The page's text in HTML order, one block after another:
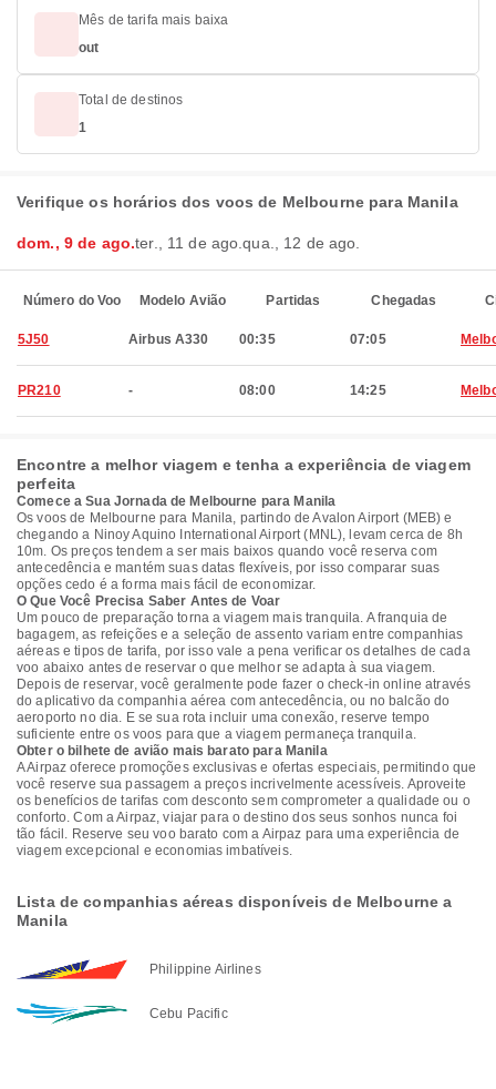
Mês de tarifa mais baixa
out
Total de destinos
1
Verifique os horários dos voos de Melbourne para Manila
dom., 9 de ago.ter., 11 de ago.qua., 12 de ago.
Número do Voo Modelo Avião Partidas Chegadas
5J50 Airbus A330 00:35 07:05
PR210 - 08:00 14:25
Encontre a melhor viagem e tenha a experiência de viagem
perfeita
Comece a Sua Jornada de Melbourne para Manila
Os voos de Melbourne para Manila, partindo de Avalon Airport (MEB) e
chegando a Ninoy Aquino International Airport (MNL), levam cerca de 8h
10m. Os preços tendem a ser mais baixos quando você reserva com
antecedência e mantém suas datas flexíveis, por isso comparar suas
opções cedo é a forma mais fácil de economizar.
O Que Você Precisa Saber Antes de Voar
Um pouco de preparação torna a viagem mais tranquila. A franquia de
bagagem, as refeições e a seleção de assento variam entre companhias
aéreas e tipos de tarifa, por isso vale a pena verificar os detalhes de cada
voo abaixo antes de reservar o que melhor se adapta à sua viagem.
Depois de reservar, você geralmente pode fazer o check-in online através
do aplicativo da companhia aérea com antecedência, ou no balcão do
aeroporto no dia. E se sua rota incluir uma conexão, reserve tempo
suficiente entre os voos para que a viagem permaneça tranquila.
Obter o bilhete de avião mais barato para Manila
A Airpaz oferece promoções exclusivas e ofertas especiais, permitindo que
você reserve sua passagem a preços incrivelmente acessíveis. Aproveite
os benefícios de tarifas com desconto sem comprometer a qualidade ou o
conforto. Com a Airpaz, viajar para o destino dos seus sonhos nunca foi
tão fácil. Reserve seu voo barato com a Airpaz para uma experiência de
viagem excepcional e economias imbatíveis.
Lista de companhias aéreas disponíveis de Melbourne a
Manila
Philippine Airlines
Cebu Pacific